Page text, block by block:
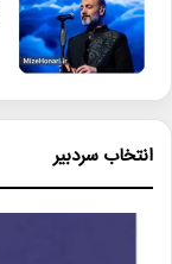
انتخاب سردبیر